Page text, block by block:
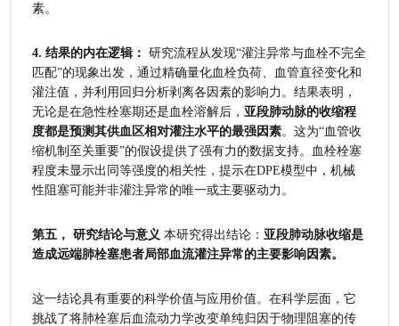
素。
4. 结果的内在逻辑： 研究流程从发现“灌注异常与血栓不完全
匹配”的现象出发，通过精确量化血栓负荷、血管直径变化和
灌注值，并利用回归分析剥离各因素的影响力。结果表明，
无论是在急性栓塞期还是血栓溶解后， 亚段肺动脉的收缩程
度都是预测其供血区相对灌注水平的最强因素。这为“血管收
缩机制至关重要”的假设提供了强有力的数据支持。血栓栓塞
程度未显示出同等强度的相关性，提示在DPE模型中，机械
性阻塞可能并非灌注异常的唯一或主要驱动力。
第五， 研究结论与意义 本研究得出结论： 亚段肺动脉收缩是
造成远端肺栓塞患者局部血流灌注异常的主要影响因素。
这一结论具有重要的科学价值与应用价值。在科学层面，它
挑战了将肺栓塞后血流动力学改变单纯归因于物理阻塞的传